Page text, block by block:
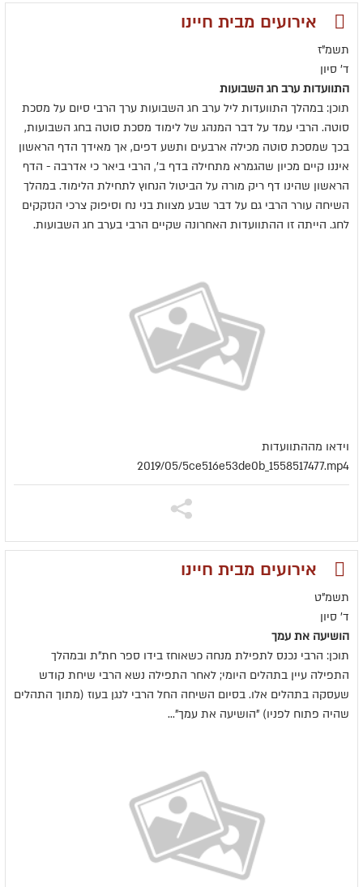
אירועים מבית חיינו
תשמ"ז
ד' סיון
התוועדות ערב חג השבועות
תוכן: במהלך התוועדות ליל ערב חג השבועות ערך הרבי סיום על מסכת
סוטה. הרבי עמד על דבר המנהג של לימוד מסכת סוטה בחג השבועות,
בכך שמסכת סוטה מכילה ארבעים ותשע דפים, אך מאידך הדף הראשון
איננו קיים מכיון שהגמרא מתחילה בדף ב', הרבי ביאר כי אדרבה - הדף
הראשון שהינו דף ריק מורה על הביטול הנחוץ לתחילת הלימוד. במהלך
השיחה עורר הרבי גם על דבר שבע מצוות בני נח וסיפוק צרכי הנזקקים
לחג. הייתה זו ההתוועדות האחרונה שקיים הרבי בערב חג השבועות.
וידאו מההתוועדות
2019/05/5ce516e53de0b_1558517477.mp4
אירועים מבית חיינו
תשמ"ט
ד' סיון
הושיעה את עמך
תוכן: הרבי נכנס לתפילת מנחה כשאוחז בידו ספר חת"ת ובמהלך
התפילה עיין בתהלים היומי; לאחר התפילה נשא הרבי שיחת קודש
שעסקה בתהלים אלו. בסיום השיחה החל הרבי לנגן בעוז (מתוך התהלים
שהיה פתוח לפניו) "הושיעה את עמך"...